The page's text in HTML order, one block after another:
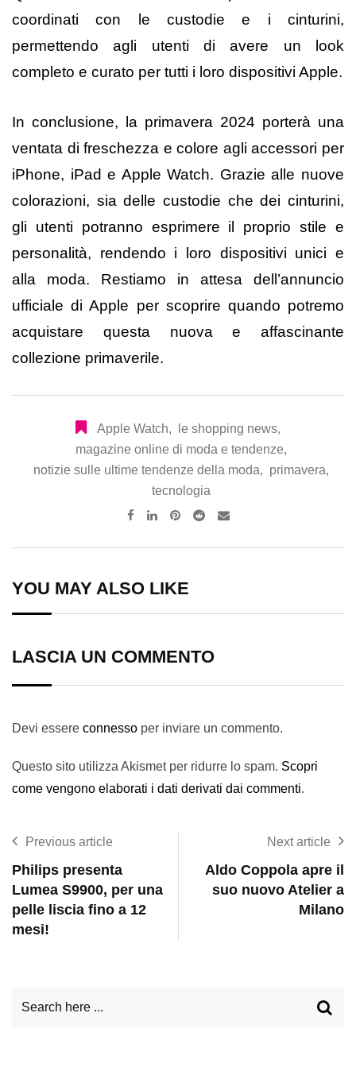
coordinati con le custodie e i cinturini,
permettendo agli utenti di avere un look
completo e curato per tutti i loro dispositivi Apple.
In conclusione, la primavera 2024 porterà una
ventata di freschezza e colore agli accessori per
iPhone, iPad e Apple Watch. Grazie alle nuove
colorazioni, sia delle custodie che dei cinturini,
gli utenti potranno esprimere il proprio stile e
personalità, rendendo i loro dispositivi unici e
alla moda. Restiamo in attesa dell’annuncio
ufficiale di Apple per scoprire quando potremo
acquistare questa nuova e affascinante
collezione primaverile.
Apple Watch, le shopping news,
magazine online di moda e tendenze,
notizie sulle ultime tendenze della moda, primavera,
tecnologia
Pinterest
RedditShare
YOU MAY ALSO LIKE
LASCIA UN COMMENTO
Devi essere connesso per inviare un commento.
Questo sito utilizza Akismet per ridurre lo spam. Scopri
come vengono elaborati i dati derivati dai commenti.
Previous article
Philips presenta
Lumea S9900, per una
pelle liscia fino a 12
mesi!
Next article
Aldo Coppola apre il
suo nuovo Atelier a
Milano